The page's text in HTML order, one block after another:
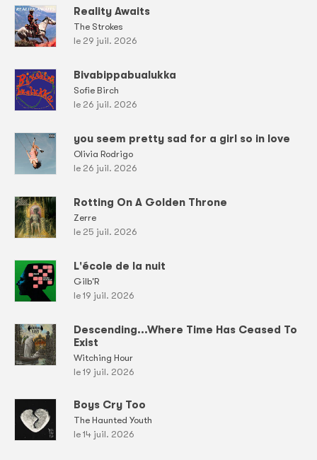
Reality Awaits
The Strokes
le 29 juil. 2026
Bivabippabualukka
Sofie Birch
le 26 juil. 2026
you seem pretty sad for a girl so in love
Olivia Rodrigo
le 26 juil. 2026
Rotting On A Golden Throne
Zerre
le 25 juil. 2026
L'école de la nuit
Gilb'R
le 19 juil. 2026
Descending...Where Time Has Ceased To
Exist
Witching Hour
le 19 juil. 2026
Boys Cry Too
The Haunted Youth
le 14 juil. 2026